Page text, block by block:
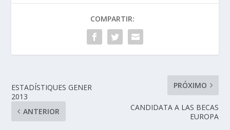
COMPARTIR:
ESTADÍSTIQUES GENER
2013
ANTERIOR
PRÓXIMO
CANDIDATA A LAS BECAS
EUROPA